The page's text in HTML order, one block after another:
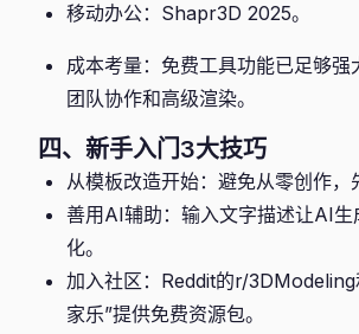
移动办公：Shapr3D 2025。
成本考量：免费工具功能已足够强
团队协作和高级渲染。
四、新手入门3大技巧
从模板改造开始：避免从零创作，
善用AI辅助：输入文字描述让AI生
化。
加入社区：Reddit的r/3DModeling
家乐”提供免费资源包。